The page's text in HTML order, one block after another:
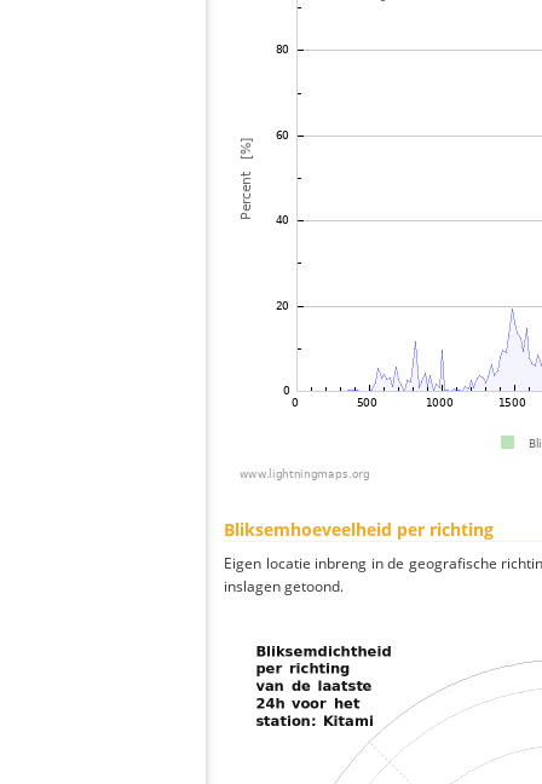
Bliksemhoeveelheid per richting
Eigen locatie inbreng in de geografische
inslagen getoond.